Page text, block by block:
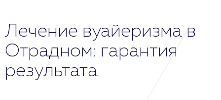
Лечение вуайеризма в
Отрадном: гарантия
результата